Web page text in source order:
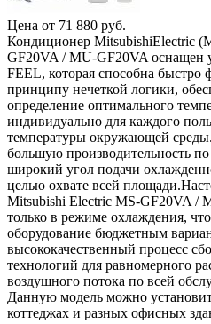
Цена от 71 880 руб.
Кондиционер MitsubishiElectric
GF20VA / MU-GF20VA оснащен
FEEL, которая способна быстро
принципу нечеткой логики,
определение оптимального
индивидуально для каждого
температуры окружающей
большую производительность
широкий угол подачи
целью охвате всей
Mitsubishi Electric MS-GF20VA /
только в режиме охлаждения, что
оборудование бюджетным
высококачественный процесс
технологий для равномерного
воздушного потока по всей
Данную модель можно
коттеджах и разных офисных